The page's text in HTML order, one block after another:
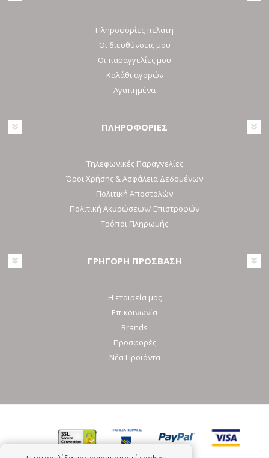
Πληροφορίες πελάτη
Οι διευθύνσεις μου
Οι παραγγελίες μου
Καλάθι αγορών
Αγαπημένα
ΠΛΗΡΟΦΟΡΙΕΣ
Τηλεφωνικές Παραγγελίες
Όροι Χρήσης & Ασφάλεια Δεδομένων
Πολιτική Αποστολών
Πολιτική Ακυρώσεων/ Επιστροφών
Τρόποι Πληρωμής
ΓΡΗΓΟΡΗ ΠΡΟΣΒΑΣΗ
Η εταιρεία μας
Επικοινωνία
Brands
Προσφορές
Νέα Προϊόντα